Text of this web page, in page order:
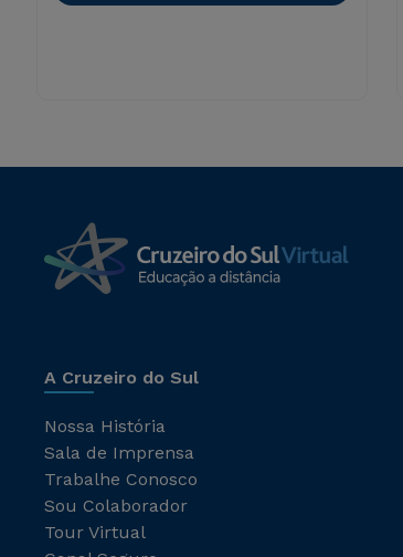
A Cruzeiro do Sul
Nossa História
Sala de Imprensa
Trabalhe Conosco
Sou Colaborador
Tour Virtual